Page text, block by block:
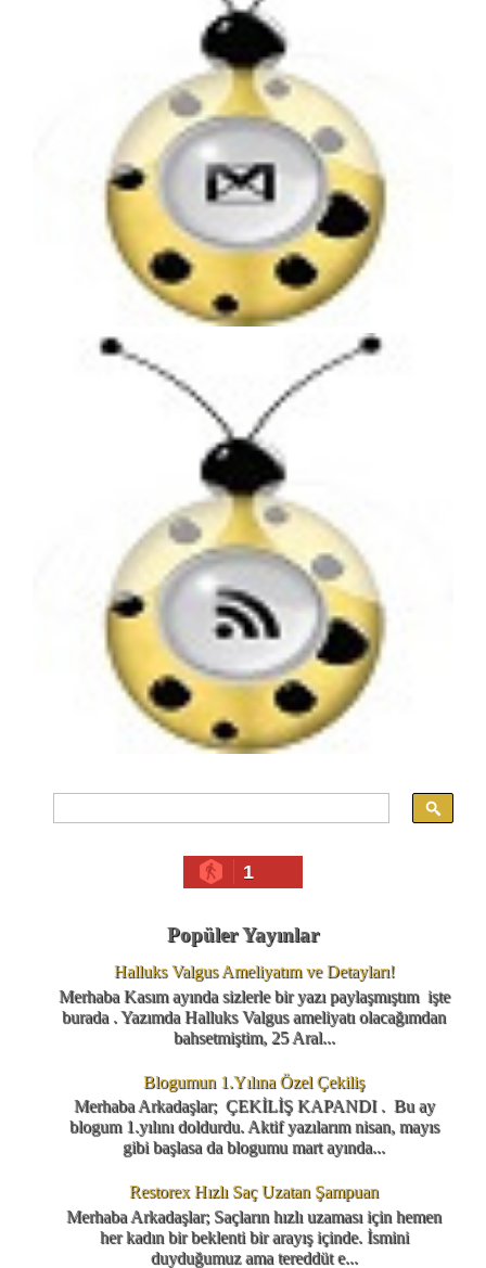
1
Popüler Yayınlar
Halluks Valgus Ameliyatım ve Detayları!
Merhaba Kasım ayında sizlerle bir yazı paylaşmıştım işte
burada . Yazımda Halluks Valgus ameliyatı olacağımdan
bahsetmiştim, 25 Aral...
Blogumun 1.Yılına Özel Çekiliş
Merhaba Arkadaşlar; ÇEKİLİŞ KAPANDI . Bu ay
blogum 1.yılını doldurdu. Aktif yazılarım nisan, mayıs
gibi başlasa da blogumu mart ayında...
Restorex Hızlı Saç Uzatan Şampuan
Merhaba Arkadaşlar; Saçların hızlı uzaması için hemen
her kadın bir beklenti bir arayış içinde. İsmini
duyduğumuz ama tereddüt e...